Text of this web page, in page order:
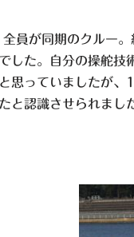
員が同期のクルー
した。自分の操舵
思っていましたが、
と認識させられまし